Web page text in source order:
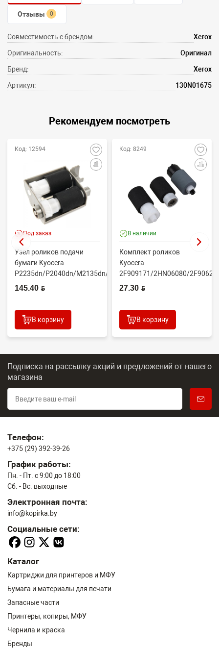
Отзывы 0
Совместимость с брендом: Xerox
Оригинальность: Оригинал
Бренд: Xerox
Артикул: 130N01675
Рекомендуем посмотреть
Код: 12594
Под заказ
Узел роликов подачи
бумаги Kyocera
P2235dn/P2040dn/M2135dn/M2635dn/M2735dw/M2040dn
(O...
145.40 BYN
В корзину
Код: 8249
В наличии
Комплект роликов
Kyocera
2F909171/2HN06080/
(CET7806)
27.30 BYN
В корзину
Подписка на рассылку акций и предложений от нашего
магазина
Телефон:
+375 (29) 392-39-26
График работы:
Пн. - Пт. с 9:00 до 18:00
Сб. - Вс. выходные
Электронная почта:
info@kopirka.by
Социальные сети:
Каталог
Картриджи для принтеров и МФУ
Бумага и материалы для печати
Запасные части
Принтеры, копиры, МФУ
Чернила и краска
Бренды